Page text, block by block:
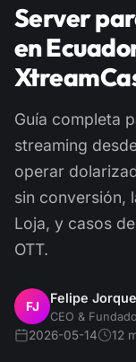
Server
en
Guía completa
streaming
operar
sin conversión,
Loja, y casos
OTT.
FJ
Felipe
CEO &
2026-05-14 12